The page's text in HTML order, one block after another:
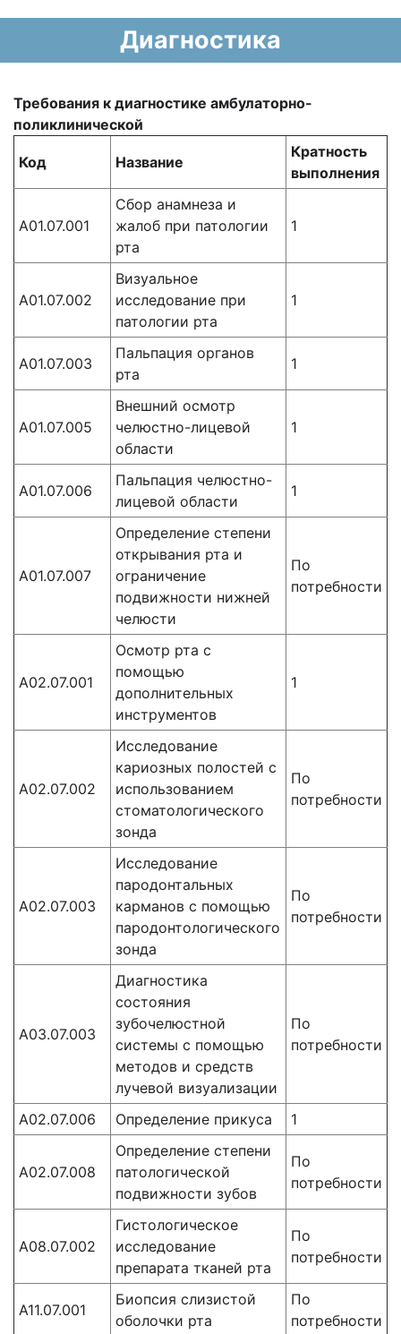
Диагностика
Требования к диагностике амбулаторно-
поликлинической
Код Название
Кратность
выполнения
А01.07.001
Сбор анамнеза и
жалоб при патологии
рта
1
А01.07.002
Визуальное
исследование при
патологии рта
1
А01.07.003
Пальпация органов
рта
1
А01.07.005
Внешний осмотр
челюстно-лицевой
области
1
А01.07.006
Пальпация челюстно-
лицевой области
1
А01.07.007
Определение степени
открывания рта и
ограничение
подвижности нижней
челюсти
По
потребности
А02.07.001
Осмотр рта с
помощью
дополнительных
инструментов
1
А02.07.002
Исследование
кариозных полостей с
использованием
стоматологического
зонда
По
потребности
А02.07.003
Исследование
пародонтальных
карманов с помощью
пародонтологического
зонда
По
потребности
A03.07.003
Диагностика
состояния
зубочелюстной
системы с помощью
методов и средств
лучевой визуализации
По
потребности
А02.07.006 Определение прикуса 1
А02.07.008
Определение степени
патологической
подвижности зубов
По
потребности
A08.07.002
Гистологическое
исследование
препарата тканей рта
По
потребности
A11.07.001
Биопсия слизистой
оболочки рта
По
потребности